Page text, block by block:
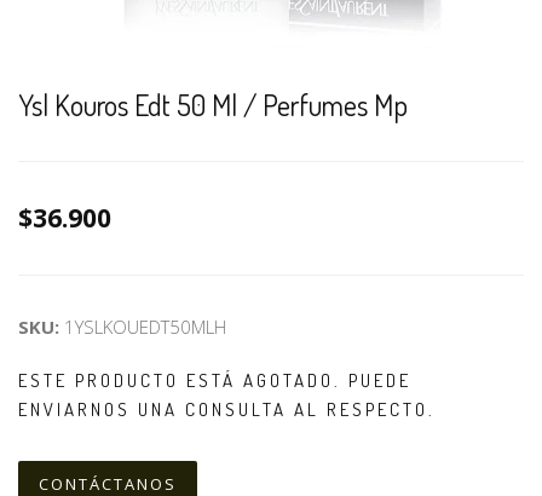
Ysl Kouros Edt 50 Ml / Perfumes Mp
$36.900
SKU: 1YSLKOUEDT50MLH
ESTE PRODUCTO ESTÁ AGOTADO. PUEDE
ENVIARNOS UNA CONSULTA AL RESPECTO.
CONTÁCTANOS